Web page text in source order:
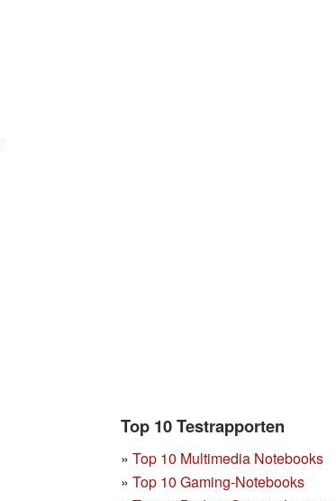
Top 10 Testrapporten
» Top 10 Multimedia Notebooks
» Top 10 Gaming-Notebooks